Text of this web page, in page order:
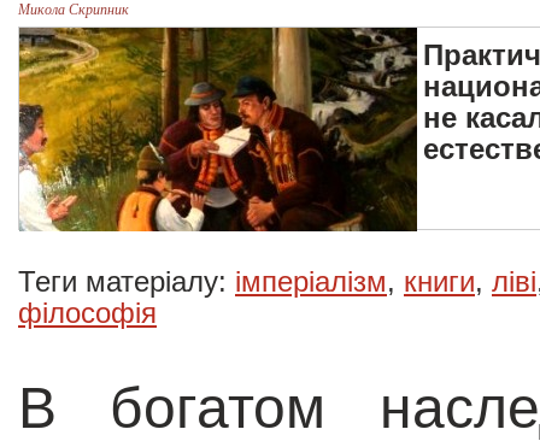
Микола Скрипник
не
Теги матеріалу: імперіалізм, книги, ліві
філософія
В богатом